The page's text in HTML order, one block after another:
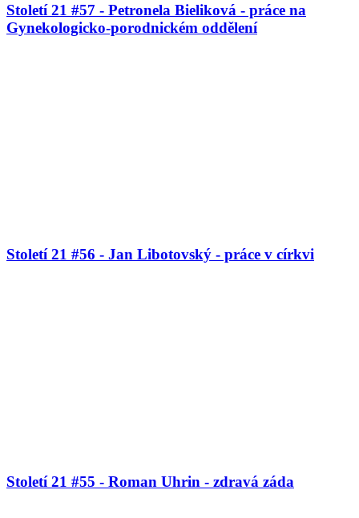
Století 21 #57 - Petronela Bieliková - práce na
Gynekologicko-porodnickém oddělení
Století 21 #56 - Jan Libotovský - práce v církvi
Století 21 #55 - Roman Uhrin - zdravá záda